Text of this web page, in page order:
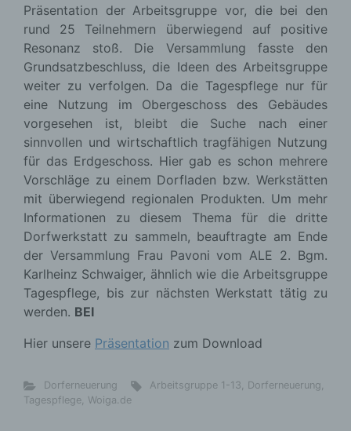
Präsentation der Arbeitsgruppe vor, die bei den
rund 25 Teilnehmern überwiegend auf positive
Resonanz stoß. Die Versammlung fasste den
Grundsatzbeschluss, die Ideen des Arbeitsgruppe
weiter zu verfolgen. Da die Tagespflege nur für
eine Nutzung im Obergeschoss des Gebäudes
vorgesehen ist, bleibt die Suche nach einer
sinnvollen und wirtschaftlich tragfähigen Nutzung
für das Erdgeschoss. Hier gab es schon mehrere
Vorschläge zu einem Dorfladen bzw. Werkstätten
mit überwiegend regionalen Produkten. Um mehr
Informationen zu diesem Thema für die dritte
Dorfwerkstatt zu sammeln, beauftragte am Ende
der Versammlung Frau Pavoni vom ALE 2. Bgm.
Karlheinz Schwaiger, ähnlich wie die Arbeitsgruppe
Tagespflege, bis zur nächsten Werkstatt tätig zu
werden. BEI
Hier unsere Präsentation zum Download
Dorferneuerung Arbeitsgruppe 1-13, Dorferneuerung,
Tagespflege, Woiga.de